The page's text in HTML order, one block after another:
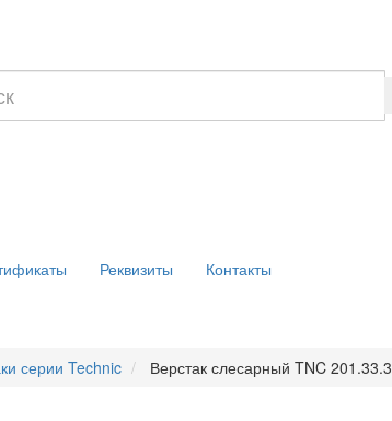
Реквизиты Контакты
серии Technic Верстак слесарный TNC 201.33.3